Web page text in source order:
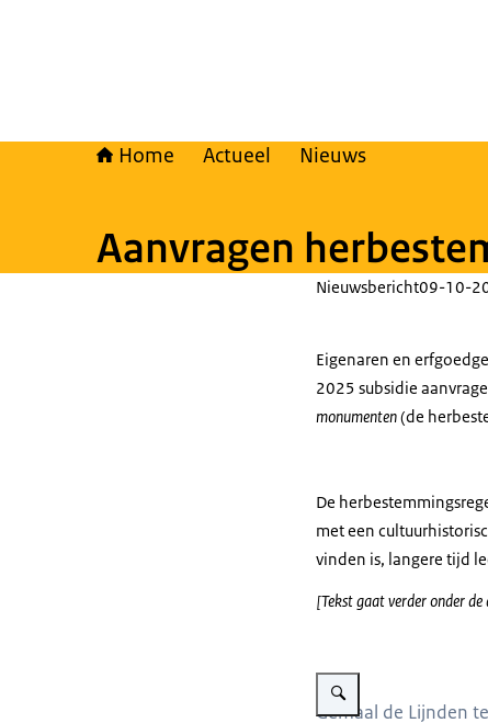
Home Actueel Nieuws
Aanvragen
Nieuwsbericht09-10-
Eigenaren en
2025 subsidie
monumenten(de
De
met een
vinden is, langere tijd
[Tekst gaat verder onder de
Vergroot afbeelding Foto
Gemaal de Lijnden